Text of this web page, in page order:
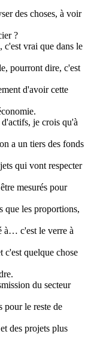
des choses, à voir
?
c'est vrai que dans le
pourront dire, c'est
d'avoir cette
je crois qu'à
a un tiers des fonds
qui vont respecter
mesurés pour
que les proportions,
à… c'est le verre à
quelque chose
du secteur
pour le reste de
des projets plus